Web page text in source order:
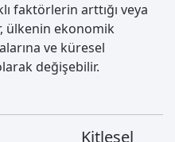
faktörlerin arttığı veya
ülkenin ekonomik
ve küresel
değişebilir.
Kitlesel